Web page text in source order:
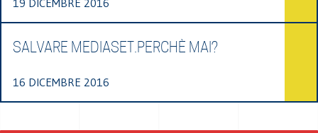
SALVARE MEDIASET.PERCHÈ MAI?
16 DICEMBRE 2016